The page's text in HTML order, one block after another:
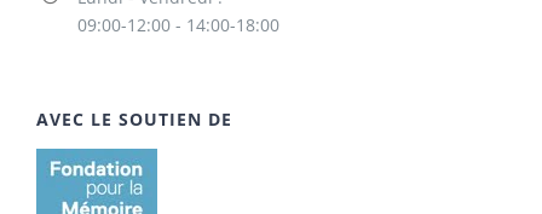
09:00-12:00 - 14:00-18:00
AVEC LE SOUTIEN DE